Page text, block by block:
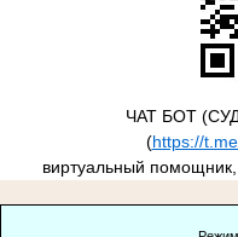
ЧАТ БОТ
(https://
виртуальный